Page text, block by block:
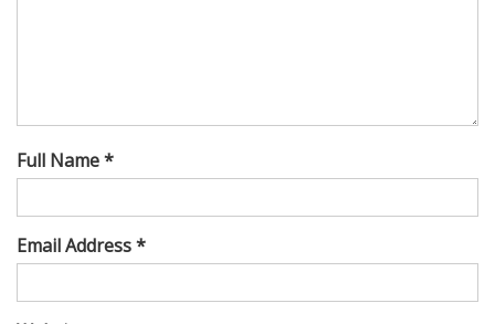
Full Name *
Email Address *